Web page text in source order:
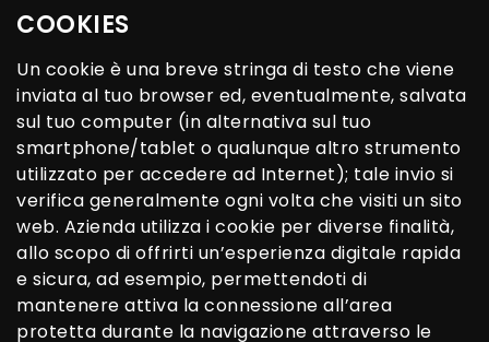
COOKIES
Un cookie è una breve stringa di testo che viene
inviata al tuo browser ed, eventualmente, salvata
sul tuo computer (in alternativa sul tuo
smartphone/tablet o qualunque altro strumento
utilizzato per accedere ad Internet); tale invio si
verifica generalmente ogni volta che visiti un sito
web. Azienda utilizza i cookie per diverse finalità,
allo scopo di offrirti un’esperienza digitale rapida
e sicura, ad esempio, permettendoti di
mantenere attiva la connessione all’area
protetta durante la navigazione attraverso le